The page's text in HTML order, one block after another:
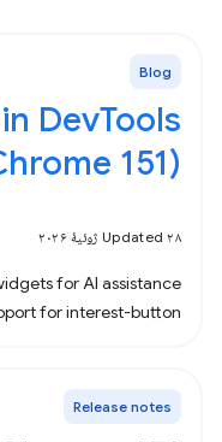
Blog
DevTools
151)
Updated ۲۸ ژوئیهٔ ۲۰۲۶
for AI assistance
for interest-button.
Release notes